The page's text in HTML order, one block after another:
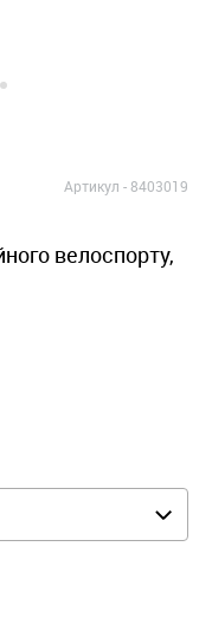
Артикул -8403019